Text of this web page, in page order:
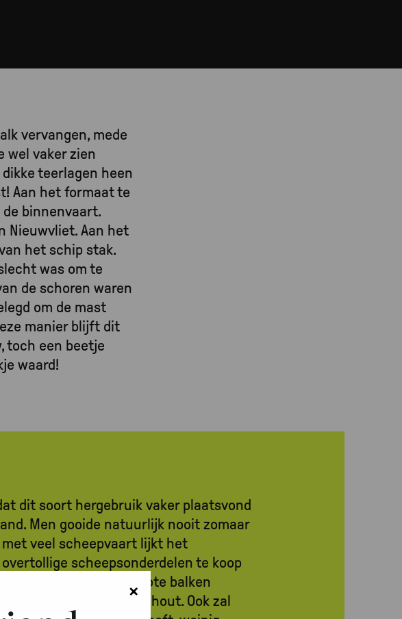
vervangen, mede
wel vaker zien
teerlagen heen
Aan het formaat te
binnenvaart.
Nieuwvliet. Aan het
het schip stak.
was om te
de schoren waren
om de mast
manier blijft dit
toch een beetje
waard!
dit soort hergebruik vaker plaatsvond
Men gooide natuurlijk nooit zomaar
veel scheepvaart lijkt het
scheepsonderdelen te koop
konden zo aan grote balken
waren dan nieuw hout. Ook zal
×